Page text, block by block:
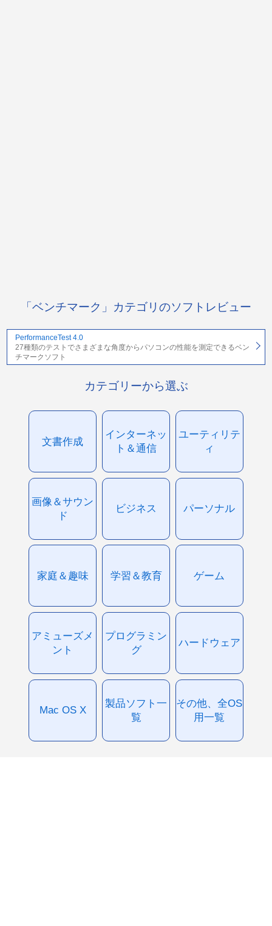
「ベンチマーク」カテゴリのソフトレビュー
PerformanceTest 4.0
27種類のテストでさまざまな角度からパソコンの性能を測定できるベン
チマークソフト
カテゴリーから選ぶ
文書作成
インターネッ
ト＆通信
ユーティリテ
ィ
画像＆サウン
ド
ビジネス パーソナル
家庭＆趣味 学習＆教育 ゲーム
アミューズメ
ント
プログラミン
グ
ハードウェア
Mac OS X
製品ソフト一
覧
その他、全OS
用一覧